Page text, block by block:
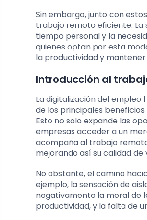
Sin embargo, junto con
trabajo remoto eficiente. La
tiempo personal y la
quienes optan por esta
la productividad y
Introducción al
La digitalización del empleo
de los principales
Esto no solo expande las
empresas acceder a un
acompaña al trabajo
mejorando así su calidad de
No obstante, el camino
ejemplo, la sensación de
negativamente la moral de
productividad, y la falta de